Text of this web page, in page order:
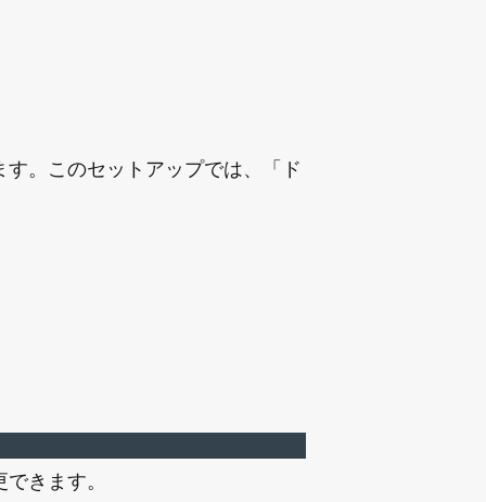
。このセットアップでは、「ド
きます。